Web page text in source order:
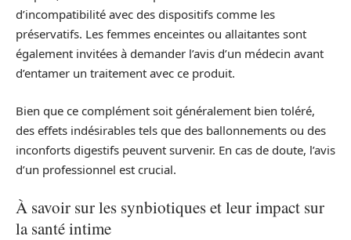
d’incompatibilité avec des dispositifs comme les
préservatifs. Les femmes enceintes ou allaitantes sont
également invitées à demander l’avis d’un médecin avant
d’entamer un traitement avec ce produit.
Bien que ce complément soit généralement bien toléré,
des effets indésirables tels que des ballonnements ou des
inconforts digestifs peuvent survenir. En cas de doute, l’avis
d’un professionnel est crucial.
À savoir sur les synbiotiques et leur impact sur
la santé intime